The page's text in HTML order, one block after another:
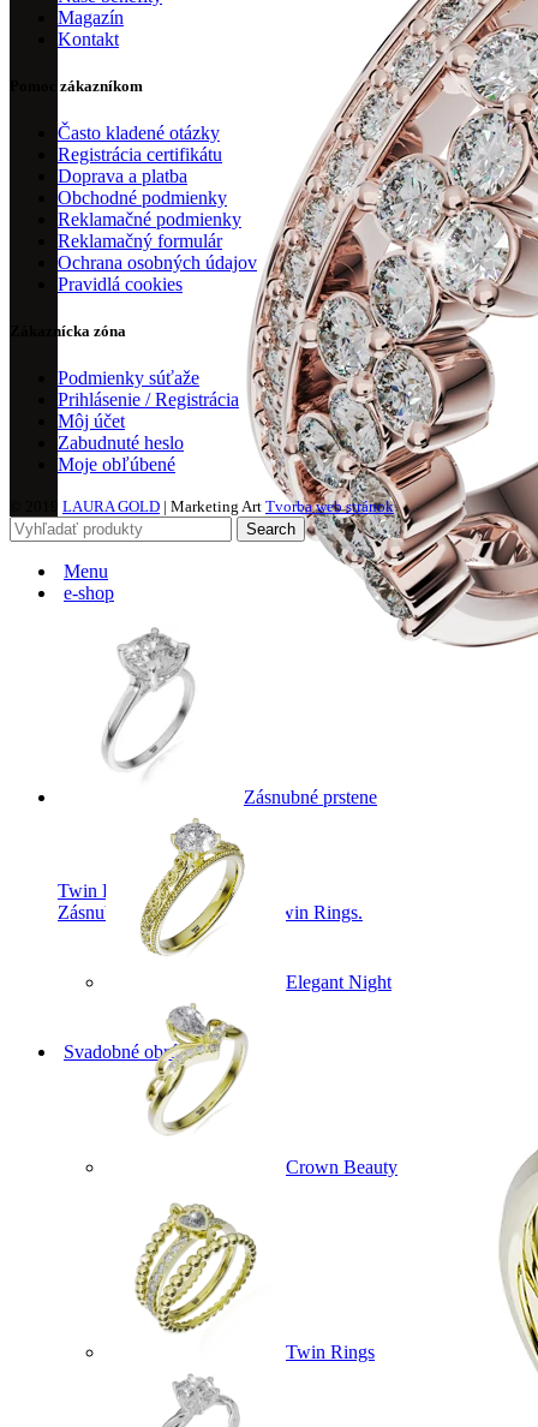
Twin Rings
Zásnubné prstne z kolekcie Twin Rings.
Svadobné obrúčky
Magazín
Kontakt
Pomoc zákazníkom
Často kladené otázky
Registrácia certifikátu
Doprava a platba
Obchodné podmienky
Reklamačné podmienky
Reklamačný formulár
Ochrana osobných údajov
Pravidlá cookies
Zákaznícka zóna
Podmienky súťaže
Prihlásenie / Registrácia
Môj účet
Zabudnuté heslo
Moje obľúbené
LAURA GOLD | Marketing Art Tvorba web stránok
Search
Menu
e-shop
Zásnubné prstene
Elegant Night
Crown Beauty
Twin Rings